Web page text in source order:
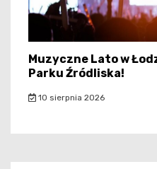
Muzyczne Lato w
Parku Źródliska!
10 sierpnia 2026